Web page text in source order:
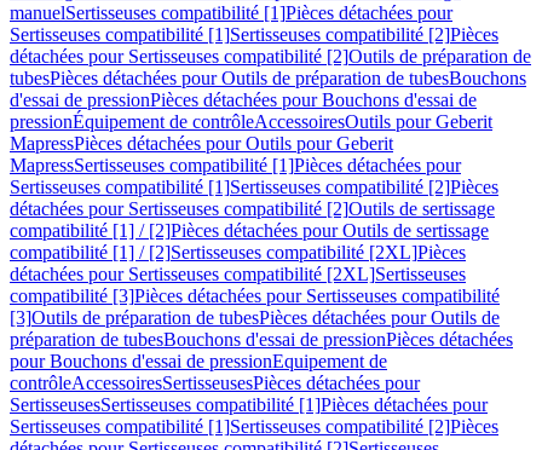
manuelSertisseuses compatibilité [1]Pièces détachées pour
Sertisseuses compatibilité [1]Sertisseuses compatibilité [2]Pièces
détachées pour Sertisseuses compatibilité [2]Outils de préparation de
tubesPièces détachées pour Outils de préparation de tubesBouchons
d'essai de pressionPièces détachées pour Bouchons d'essai de
pressionÉquipement de contrôleAccessoiresOutils pour Geberit
MapressPièces détachées pour Outils pour Geberit
MapressSertisseuses compatibilité [1]Pièces détachées pour
Sertisseuses compatibilité [1]Sertisseuses compatibilité [2]Pièces
détachées pour Sertisseuses compatibilité [2]Outils de sertissage
compatibilité [1] / [2]Pièces détachées pour Outils de sertissage
compatibilité [1] / [2]Sertisseuses compatibilité [2XL]Pièces
détachées pour Sertisseuses compatibilité [2XL]Sertisseuses
compatibilité [3]Pièces détachées pour Sertisseuses compatibilité
[3]Outils de préparation de tubesPièces détachées pour Outils de
préparation de tubesBouchons d'essai de pressionPièces détachées
pour Bouchons d'essai de pressionEquipement de
contrôleAccessoiresSertisseusesPièces détachées pour
SertisseusesSertisseuses compatibilité [1]Pièces détachées pour
Sertisseuses compatibilité [1]Sertisseuses compatibilité [2]Pièces